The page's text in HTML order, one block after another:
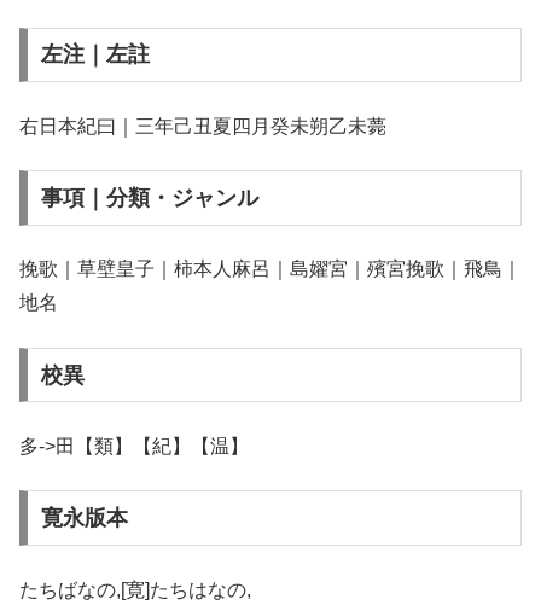
左注｜左註
右日本紀曰｜三年己丑夏四月癸未朔乙未薨
事項｜分類・ジャンル
挽歌｜草壁皇子｜柿本人麻呂｜島嬥宮｜殯宮挽歌｜飛鳥｜
地名
校異
多->田【類】【紀】【温】
寛永版本
たちばなの,[寛]たちはなの,